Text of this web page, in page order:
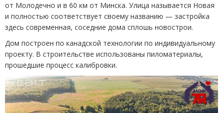
от Молодечно и в 60 км от Минска. Улица называется Новая
и полностью соответствует своему названию — застройка
здесь современная, соседние дома сплошь новострои.
Дом построен по канадской технологии по индивидуальному
проекту. В строительстве использованы пиломатериалы,
прошедшие процесс калибровки.